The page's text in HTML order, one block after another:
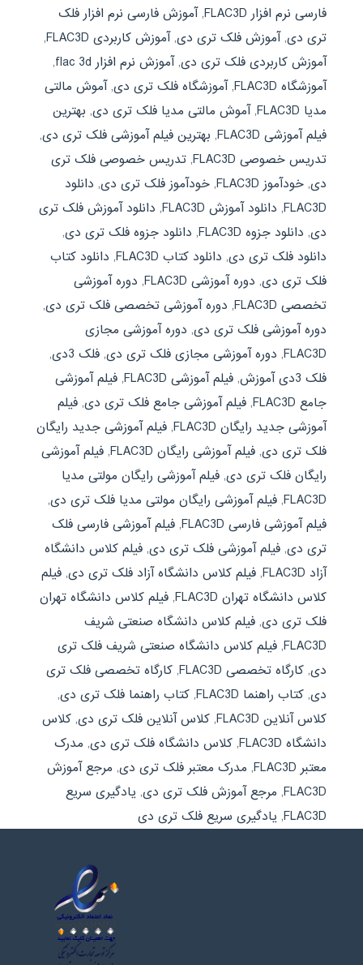
فارسی نرم افزار FLAC3D
,آموزش فارسی نرم افزار فلک
تری دی,آموزش فلک تری دی,آموزش کاربردی FLAC3D
,
آموزش کاربردی فلک تری دی,آموزش نرم افزار flac 3d
,
آموزشگاه FLAC3D
,آموزشگاه فلک تری دی,آموش مالتی
مدیا FLAC3D
,آموش مالتی مدیا فلک تری دی, بهترین
فیلم آموزشی FLAC3D
, بهترین فیلم آموزشی فلک تری دی,
تدریس خصوصی FLAC3D
, تدریس خصوصی فلک تری
دی, خودآموز FLAC3D , خودآموز فلک تری دی, دانلود
FLAC3D
, دانلود آموزش FLAC3D , دانلود آموزش فلک تری
دی, دانلود جزوه FLAC3D , دانلود جزوه فلک تری دی,
دانلود فلک تری دی, دانلود کتاب FLAC3D , دانلود کتاب
فلک تری دی, دوره آموزشی FLAC3D , دوره آموزشی
تخصصی FLAC3D
, دوره آموزشی تخصصی فلک تری دی,
دوره آموزشی فلک تری دی, دوره آموزشی مجازی
FLAC3D
, دوره آموزشی مجازی فلک تری دی, فلک 3دی
,
فلک 3دی آموزش
, فیلم آموزشی FLAC3D , فیلم آموزشی
جامع FLAC3D
, فیلم آموزشی جامع فلک تری دی, فیلم
آموزشی جدید رایگان FLAC3D
, فیلم آموزشی جدید رایگان
فلک تری دی, فیلم آموزشی رایگان FLAC3D , فیلم آموزشی
رایگان فلک تری دی, فیلم آموزشی رایگان مولتی مدیا
FLAC3D
, فیلم آموزشی رایگان مولتی مدیا فلک تری دی,
فیلم آموزشی فارسی FLAC3D
, فیلم آموزشی فارسی فلک
تری دی, فیلم آموزشی فلک تری دی, فیلم کلاس دانشگاه
آزاد FLAC3D
, فیلم کلاس دانشگاه آزاد فلک تری دی, فیلم
کلاس دانشگاه تهران FLAC3D
, فیلم کلاس دانشگاه تهران
فلک تری دی, فیلم کلاس دانشگاه صنعتی شریف
FLAC3D
, فیلم کلاس دانشگاه صنعتی شریف فلک تری
دی, کارگاه تخصصی FLAC3D , کارگاه تخصصی فلک تری
دی, کتاب راهنما FLAC3D , کتاب راهنما فلک تری دی,
کلاس آنلاین FLAC3D
, کلاس آنلاین فلک تری دی, کلاس
دانشگاه FLAC3D
, کلاس دانشگاه فلک تری دی, مدرک
معتبر FLAC3D
, مدرک معتبر فلک تری دی, مرجع آموزش
FLAC3D
, مرجع آموزش فلک تری دی, یادگیری سریع
FLAC3D
, یادگیری سریع فلک تری دی